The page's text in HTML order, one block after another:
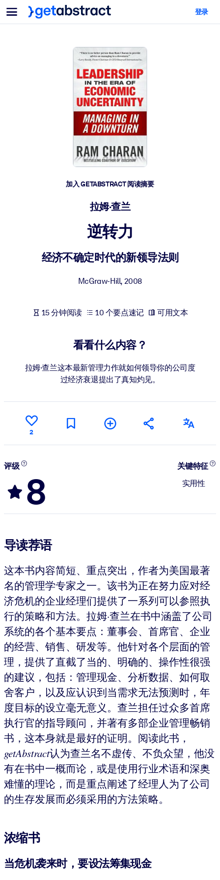
菜单
面向团队与管理者
为您的员工配备关键的人工智能技能。
帮助您的管理者为未来的工作时代做好准备。
让团队更轻松地共同学习、解决实际问题并更快采取行动。
培养您的员工应对未来挑战所需的技能。
将简短且经过验证的知识引入您的 LMS/LXP，以获得更强的学习效
利用可靠、结构化的知识为您的人工智能系统提供动力，以改善输
面向人工智能系统
登录
加入 GETABSTRACT 阅读摘要
拉姆·查兰
逆转力
经济不确定时代的新领导法则
McGraw-Hill, 2008
15 分钟阅读 10 个要点速记 可用文本
看看什么内容？
拉姆·查兰这本最新管理力作就如何领导你的公司度
过经济衰退提出了真知灼见。
2
评级
8
关键特征
实用性
导读荐语
这本书内容简短、重点突出，作者为美国最著
名的管理学专家之一。该书为正在努力应对经
济危机的企业经理们提供了一系列可以参照执
行的策略和方法。拉姆·查兰在书中涵盖了公司
系统的各个基本要点：董事会、首席官、企业
的经营、销售、研发等。他针对各个层面的管
理，提供了直截了当的、明确的、操作性很强
的建议，包括：管理现金、分析数据、如何取
舍客户，以及应认识到当需求无法预测时，年
度目标的设立毫无意义。查兰担任过众多首席
执行官的指导顾问，并著有多部企业管理畅销
书，这本身就是最好的证明。阅读此书，
getAbstract认为查兰名不虚传、不负众望，他没
有在书中一概而论，或是使用行业术语和深奥
难懂的理论，而是重点阐述了经理人为了公司
的生存发展而必须采用的方法策略。
浓缩书
当危机袭来时，要设法筹集现金